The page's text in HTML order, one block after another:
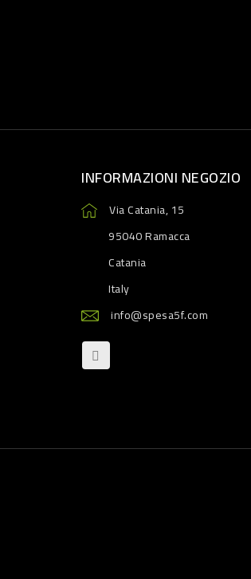
INFORMAZIONI NEGOZIO
Via Catania, 15
95040 Ramacca
Catania
Italy
info@spesa5f.com